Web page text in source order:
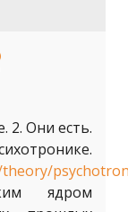
Они есть.
ядром